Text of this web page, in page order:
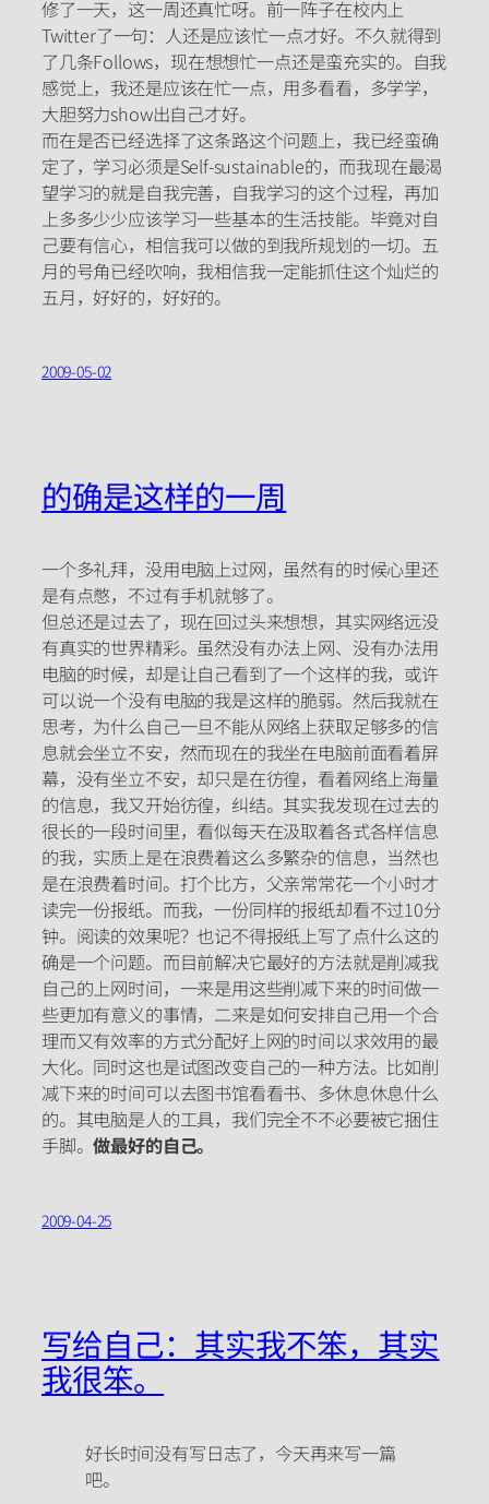
修了一天，这一周还真忙呀。前一阵子在校内上
Twitter了一句：人还是应该忙一点才好。不久就得到
了几条Follows，现在想想忙一点还是蛮充实的。自我
感觉上，我还是应该在忙一点，用多看看，多学学，
大胆努力show出自己才好。
而在是否已经选择了这条路这个问题上，我已经蛮确
定了，学习必须是Self-sustainable的，而我现在最渴
望学习的就是自我完善，自我学习的这个过程，再加
上多多少少应该学习一些基本的生活技能。毕竟对自
己要有信心，相信我可以做的到我所规划的一切。五
月的号角已经吹响，我相信我一定能抓住这个灿烂的
五月，好好的，好好的。
2009-05-02
的确是这样的一周
一个多礼拜，没用电脑上过网，虽然有的时候心里还
是有点憋，不过有手机就够了。
但总还是过去了，现在回过头来想想，其实网络远没
有真实的世界精彩。虽然没有办法上网、没有办法用
电脑的时候，却是让自己看到了一个这样的我，或许
可以说一个没有电脑的我是这样的脆弱。然后我就在
思考，为什么自己一旦不能从网络上获取足够多的信
息就会坐立不安，然而现在的我坐在电脑前面看着屏
幕，没有坐立不安，却只是在彷徨，看着网络上海量
的信息，我又开始彷徨，纠结。其实我发现在过去的
很长的一段时间里，看似每天在汲取着各式各样信息
的我，实质上是在浪费着这么多繁杂的信息，当然也
是在浪费着时间。打个比方，父亲常常花一个小时才
读完一份报纸。而我，一份同样的报纸却看不过10分
钟。阅读的效果呢？也记不得报纸上写了点什么这的
确是一个问题。而目前解决它最好的方法就是削减我
自己的上网时间，一来是用这些削减下来的时间做一
些更加有意义的事情，二来是如何安排自己用一个合
理而又有效率的方式分配好上网的时间以求效用的最
大化。同时这也是试图改变自己的一种方法。比如削
减下来的时间可以去图书馆看看书、多休息休息什么
的。其电脑是人的工具，我们完全不不必要被它捆住
手脚。做最好的自己。
2009-04-25
写给自己：其实我不笨，其实
我很笨。
好长时间没有写日志了，今天再来写一篇
吧。